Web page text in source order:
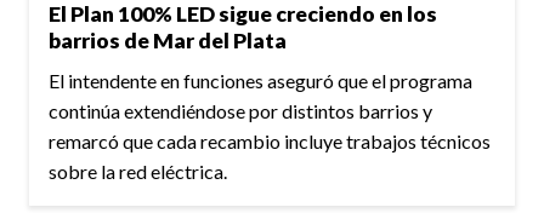
El Plan 100% LED sigue creciendo en los
barrios de Mar del Plata
El intendente en funciones aseguró que el programa
continúa extendiéndose por distintos barrios y
remarcó que cada recambio incluye trabajos técnicos
sobre la red eléctrica.